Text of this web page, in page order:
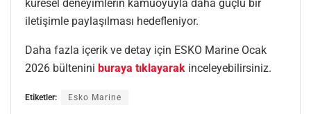
küresel deneyimlerin kamuoyuyla daha güçlü bir
iletişimle paylaşılması hedefleniyor.
Daha fazla içerik ve detay için ESKO Marine Ocak
2026 bültenini buraya tıklayarak inceleyebilirsiniz.
Etiketler: Esko Marine